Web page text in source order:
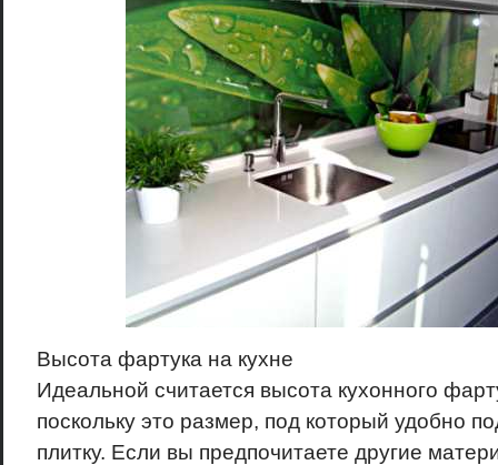
Высота фартука на кухне
Идеальной считается высота кухонного
поскольку это размер, под который удобно
плитку. Если вы предпочитаете другие